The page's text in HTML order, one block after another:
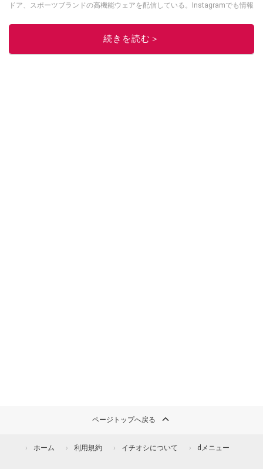
ドア、スポーツブランドの高機能ウェアを配信している。Instagramでも情報
このイチオシストの他の記事を読む
続きを読む＞
ページトップへ戻る
ホーム 利用規約 イチオシについて dメニュー